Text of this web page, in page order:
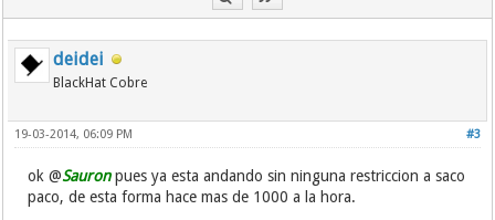
deidei
BlackHat Cobre
#3
19-03-2014, 06:09 PM
ok @Sauronpues ya esta andando sin ninguna restriccion a saco
paco, de esta forma hace mas de 1000 a la hora.